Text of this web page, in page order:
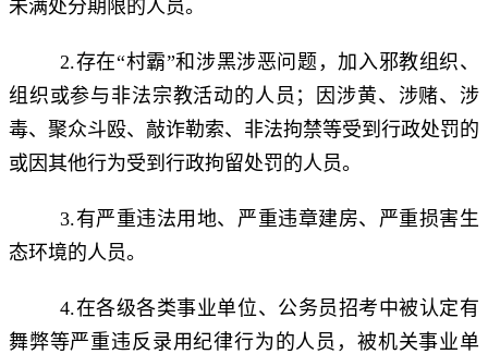
未满处分期限的人员。
2.存在“村霸”和涉黑涉恶问题，加入邪教组织、
组织或参与非法宗教活动的人员；因涉黄、涉赌、涉
毒、聚众斗殴、敲诈勒索、非法拘禁等受到行政处罚的
或因其他行为受到行政拘留处罚的人员。
3.有严重违法用地、严重违章建房、严重损害生
态环境的人员。
4.在各级各类事业单位、公务员招考中被认定有
舞弊等严重违反录用纪律行为的人员，被机关事业单